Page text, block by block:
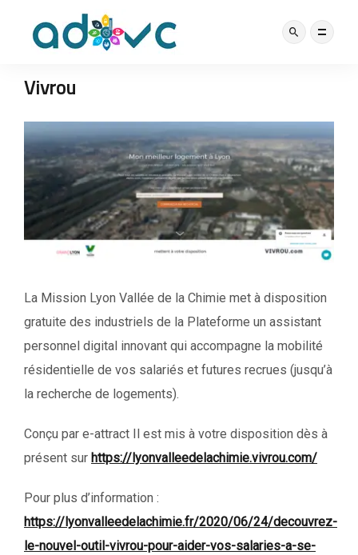
Vivrou
La Mission Lyon Vallée de la Chimie met à disposition
gratuite des industriels de la Plateforme un assistant
personnel digital innovant qui accompagne la mobilité
résidentielle de vos salariés et futures recrues (jusqu’à
la recherche de logements).
Conçu par e-attract Il est mis à votre disposition dès à
présent sur https://lyonvalleedelachimie.vivrou.com/
Pour plus d’information :
https://lyonvalleedelachimie.fr/2020/06/24/decouvrez-
le-nouvel-outil-vivrou-pour-aider-vos-salaries-a-se-